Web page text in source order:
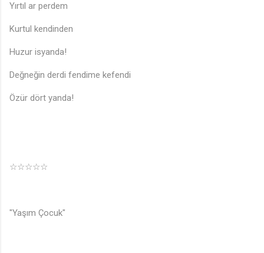
Yırtıl ar perdem
Kurtul kendinden
Huzur isyanda!
Değneğin derdi fendime kefendi
Özür dört yanda!
☆☆☆☆☆
"Yaşım Çocuk"